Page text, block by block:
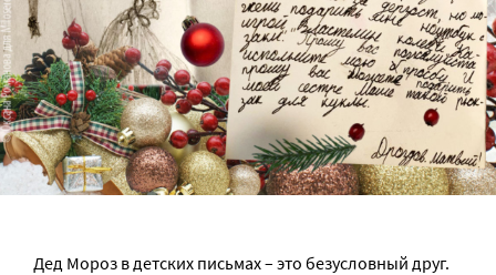
Дед Мороз в детских письмах – это безусловный друг.